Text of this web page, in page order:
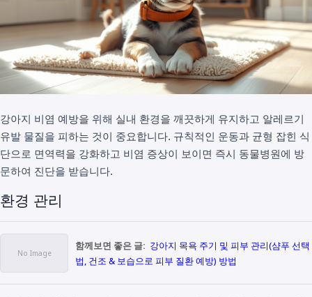
강아지 비염 예방을 위해 실내 환경을 깨끗하게 유지하고 알레르기
유발 물질을 피하는 것이 중요합니다. 규칙적인 운동과 균형 잡힌 식
단으로 면역력을 강화하고 비염 증상이 보이면 즉시 동물병원에 방
문하여 진단을 받습니다.
환경 관리
함께보면 좋은 글: 강아지 목욕 주기 및 피부 관리(샴푸 선택
법, 건조 & 보습으로 피부 질환 예방) 방법